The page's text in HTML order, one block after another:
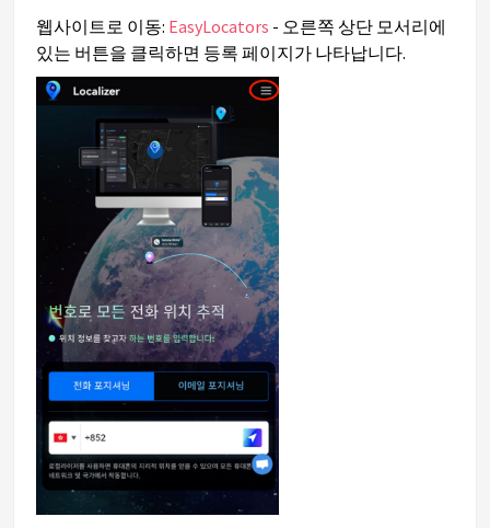
웹사이트로 이동: EasyLocators - 오른쪽 상단 모서리에
있는 버튼을 클릭하면 등록 페이지가 나타납니다.